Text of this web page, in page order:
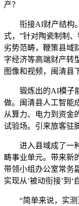
产？
衔接AI财产结构。
式，”针对陶瓷制制
劣势范畴，鞭策县域
字经济等高端财产转
图像和视频，闽清县
锻炼出的AI模子能
做。闽清县人工智能
从算力、电力到资金
试验场。引来旅客驻
进入县域成了一种
畴事业单元。带来新
带领小组办公室常务
实现从‘被动衔接’到‘
“简单来说，实测